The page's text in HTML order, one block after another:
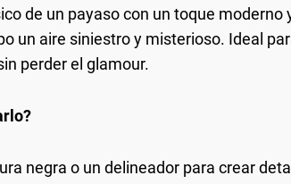
de un payaso con un toque moderno
un aire siniestro y misterioso. Ideal
perder el glamour.
negra o un delineador para crear